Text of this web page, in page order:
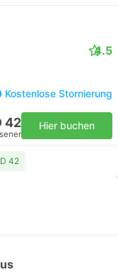
4.5
Kostenlose Stornierung
42 Hier buchen
42